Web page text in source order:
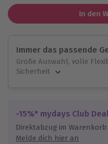
In den
Immer das passende
Große Auswahl, volle
Sicherheit
Jeder Gutschein für
Maximale Sicherheit
10 Jahre gültig &
-15%* mydays Club
Direktabzug im Warenkorb
Melde dich hier an